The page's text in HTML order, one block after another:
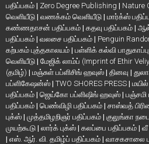
பதிப்பகம் | Zero Degree Publishing | Nature
வெளியீடு | வணக்கம் வெளியீடு | மார்க்ஸ்
கண்ணதாசன் பதிப்பகம் | கதவு பதிப்பகம் | ஆல்
பதிப்பகம் | வலசை பதிப்பகம் | Penguin
கற்பகம் புத்தகாலயம் | பள்ளிக் கல்வி
வெளியீடு | மேஜிக் லாம்ப் (Imprint of Ethir
(தமிழ்) | மஞ்சுள் பப்ளிசிங் ஹவுஸ் | தினவு |
பப்ளிகேஷன்ஸ் | TWO SHORES PRESS |
பதிப்பகம் | ஜெய்கோ பப்ளிஷிங் ஹவுஸ் |
பதிப்பகம் | பெண்விழி பதிப்பகம் | சாஸ்வத்
புக்ஸ் | முத்தமிழறிஞர் பதிப்பகம் | குலுங்கா
முயற்கூடு | லார்க் புக்ஸ் | கலப்பை பதிப்பகம் | வீ
| எஸ். ஆர். வி. தமிழ்ப் பதிப்பகம் | வாசகசாலை